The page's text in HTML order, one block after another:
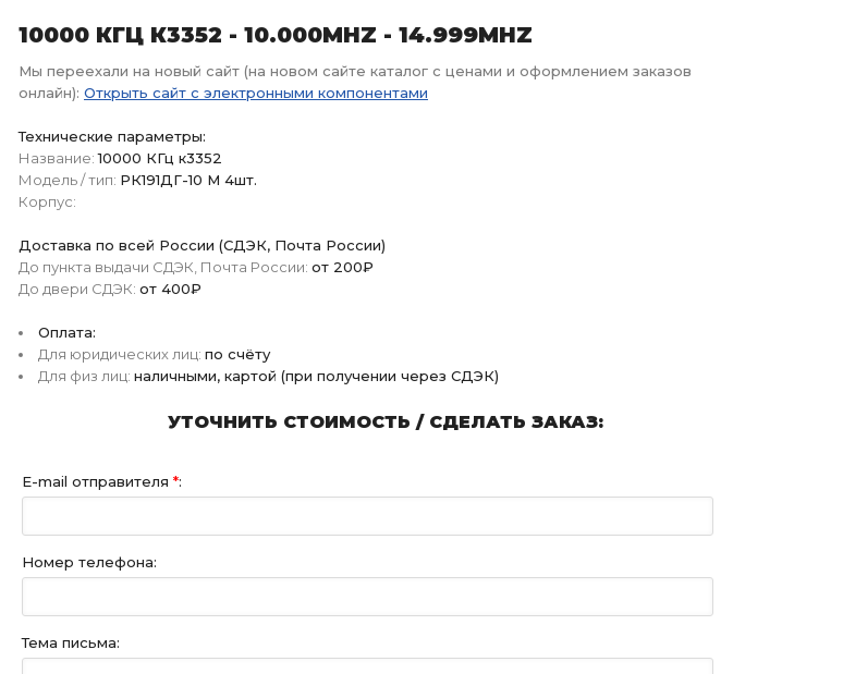
10000 КГЦ К3352 - 10.000MHZ - 14.999MHZ
Мы переехали на новый сайт (на новом сайте каталог с ценами и оформлением заказов
онлайн): Открыть сайт с электронными компонентами
Технические параметры:
Название: 10000 КГц к3352
Модель / тип: РК191ДГ-10 М 4шт.
Корпус:
Доставка по всей России (СДЭК, Почта России)
До пункта выдачи СДЭК, Почта России: от 200₽
До двери СДЭК: от 400₽
Оплата:
Для юридических лиц: по счёту
Для физ лиц: наличными, картой (при получении через СДЭК)
УТОЧНИТЬ СТОИМОСТЬ / СДЕЛАТЬ ЗАКАЗ:
E-mail отправителя *:
Номер телефона:
Тема письма: